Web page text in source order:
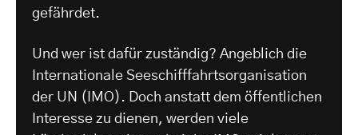
gefährdet.
Und wer ist dafür zuständig? Angeblich die
Internationale Seeschifffahrtsorganisation
der UN (IMO). Doch anstatt dem öffentlichen
Interesse zu dienen, werden viele